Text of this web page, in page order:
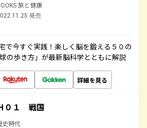
旅と健康
発売
で今すぐ実践！楽しく脳を鍛える５０の
の歩き方」が最新脳科学とともに解説
詳細を見る
０１ 戦国
史時代